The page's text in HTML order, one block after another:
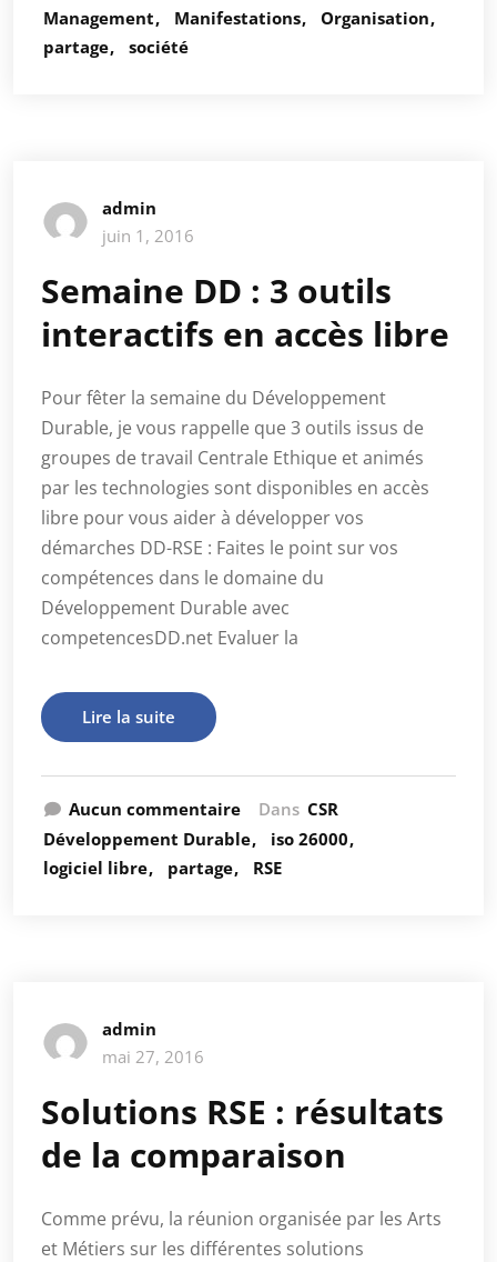
Management
Manifestations
Organisation
partage
société
admin
juin 1, 2016
Semaine DD : 3 outils
interactifs en accès libre
Pour fêter la semaine du Développement
Durable, je vous rappelle que 3 outils issus de
groupes de travail Centrale Ethique et animés
par les technologies sont disponibles en accès
libre pour vous aider à développer vos
démarches DD-RSE : Faites le point sur vos
compétences dans le domaine du
Développement Durable avec
competencesDD.net Evaluer la
Lire la suite
Aucun commentaire Dans CSR
Développement Durable
iso 26000
logiciel libre
partage RSE
admin
mai 27, 2016
Solutions RSE : résultats
de la comparaison
Comme prévu, la réunion organisée par les Arts
et Métiers sur les différentes solutions